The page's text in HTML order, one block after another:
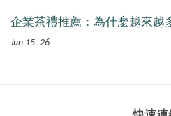
企業茶禮推薦：為什麼越來越
Jun 15, 26